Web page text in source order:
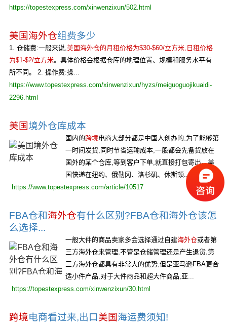
https://topestexpress.com/xinwenzixun/502.html
美国海外仓组费多少
1. 仓储费:一般来说,美国海外仓的月租价格为$30-$60/立方米,日租价格
为$1-$2/立方米。具体价格会根据仓库的地理位置、规模和服务水平有
所不同。 2. 操作费:操...
https://www.topestexpress.com/xinwenzixun/hyzs/meiguoguojikuaidi-
2296.html
美国境外仓库成本
国内的跨境电商大部分都是中国人创办的,为了能够第
一时间发货,同时节省运输成本,一般都会先备货放在
国外的某个仓库,等到客户下单,就直接打包寄出。美
国快递在纽约、俄勒冈、洛杉矶、休斯顿...
https://www.topestexpress.com/article/10517
FBA仓和海外仓有什么区别?FBA仓和海外仓该怎
么选择...
一般大件的商品卖家多会选择通过自建海外仓或者第
三方海外仓来管理,不管是仓储管理还是产生退货,第
三方海外仓都具有非常大的优势,但是亚马逊FBA更合
适小件产品,对于大件商品和超大件商品,亚...
https://topestexpress.com/xinwenzixun/30.html
跨境电商看过来,出口 美国海运费须知!